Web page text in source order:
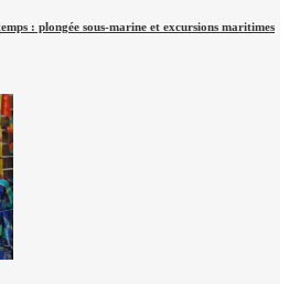
: plongée sous-marine et excursions maritimes